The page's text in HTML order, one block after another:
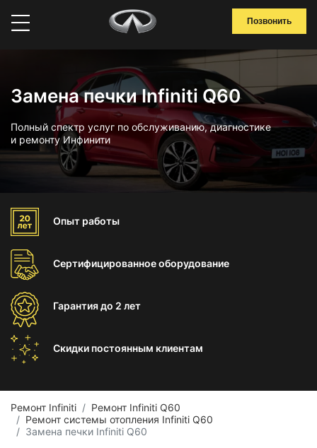
Позвонить
Замена печки Infiniti Q60
Полный спектр услуг по обслуживанию, диагностике
и ремонту Инфинити
Опыт работы
Сертифицированноеоборудование
Гарантиядо 2 лет
Скидки постоянным клиентам
Ремонт Infiniti
Ремонт Infiniti Q60
Ремонт системы отопления Infiniti Q60
Замена печки Infiniti Q60